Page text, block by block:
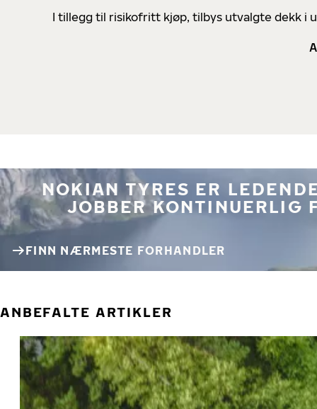
I tillegg til risikofritt kjøp, tilbys utvalgte dekk i
NOKIAN TYRES ER
JOBBER KONTINUERLIG
FINN NÆRMESTE FORHANDLER
ANBEFALTE ARTIKLER